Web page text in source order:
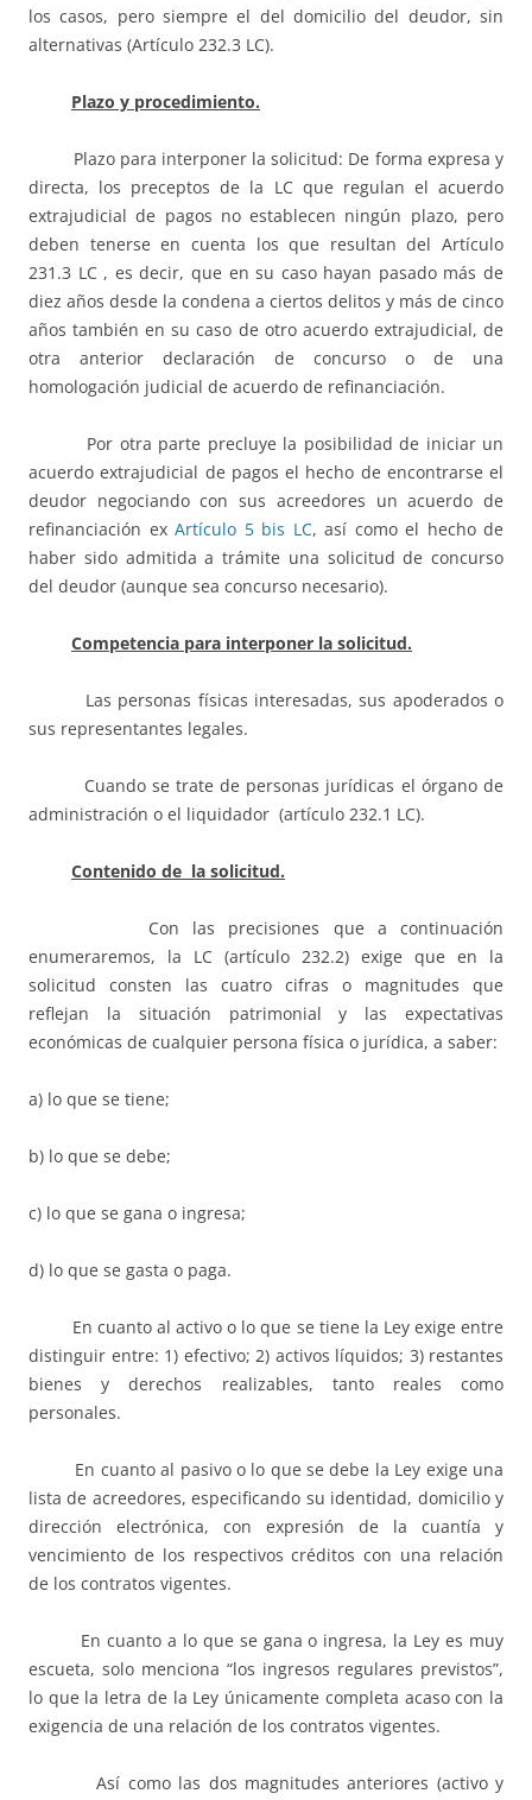
los casos, pero siempre el del domicilio del deudor, sin
alternativas (Artículo 232.3 LC).
Plazo y procedimiento.
Plazo para interponer la solicitud: De forma expresa y
directa, los preceptos de la LC que regulan el acuerdo
extrajudicial de pagos no establecen ningún plazo, pero
deben tenerse en cuenta los que resultan del Artículo
231.3 LC , es decir, que en su caso hayan pasado más de
diez años desde la condena a ciertos delitos y más de cinco
años también en su caso de otro acuerdo extrajudicial, de
otra anterior declaración de concurso o de una
homologación judicial de acuerdo de refinanciación.
Por otra parte precluye la posibilidad de iniciar un
acuerdo extrajudicial de pagos el hecho de encontrarse el
deudor negociando con sus acreedores un acuerdo de
refinanciación ex Artículo 5 bis LC, así como el hecho de
haber sido admitida a trámite una solicitud de concurso
del deudor (aunque sea concurso necesario).
Competencia para interponer la solicitud.
Las personas físicas interesadas, sus apoderados o
sus representantes legales.
Cuando se trate de personas jurídicas el órgano de
administración o el liquidador (artículo 232.1 LC).
Contenido de la solicitud.
Con las precisiones que a continuación
enumeraremos, la LC (artículo 232.2) exige que en la
solicitud consten las cuatro cifras o magnitudes que
reflejan la situación patrimonial y las expectativas
económicas de cualquier persona física o jurídica, a saber:
a) lo que se tiene;
b) lo que se debe;
c) lo que se gana o ingresa;
d) lo que se gasta o paga.
En cuanto al activo o lo que se tiene la Ley exige entre
distinguir entre: 1) efectivo; 2) activos líquidos; 3) restantes
bienes y derechos realizables, tanto reales como
personales.
En cuanto al pasivo o lo que se debe la Ley exige una
lista de acreedores, especificando su identidad, domicilio y
dirección electrónica, con expresión de la cuantía y
vencimiento de los respectivos créditos con una relación
de los contratos vigentes.
En cuanto a lo que se gana o ingresa, la Ley es muy
escueta, solo menciona “los ingresos regulares previstos”,
lo que la letra de la Ley únicamente completa acaso con la
exigencia de una relación de los contratos vigentes.
Así como las dos magnitudes anteriores (activo y